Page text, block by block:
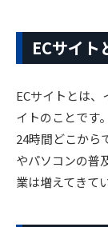
ECサイト
ECサイトとは
イトのことです
24時間どこから
やパソコンの普
業は増えてきて